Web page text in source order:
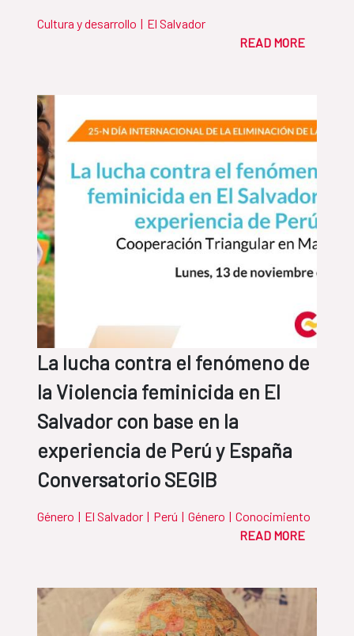
Cultura y desarrollo | El Salvador
READ MORE
La lucha contra el fenómeno de
la Violencia feminicida en El
Salvador con base en la
experiencia de Perú y España
Conversatorio SEGIB
Género | El Salvador | Perú | Género | Conocimiento
READ MORE